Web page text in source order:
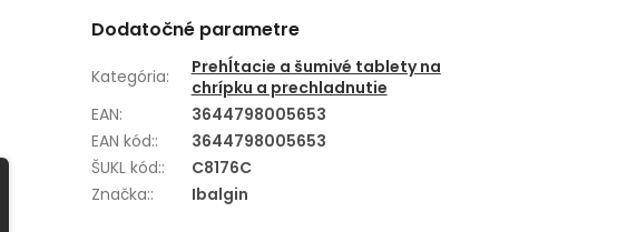
Dodatočné parametre
Kategória:
Prehĺtacie a šumivé tablety na
chrípku a prechladnutie
EAN:
3644798005653
EAN kód::
3644798005653
ŠUKL kód::
C8176C
Značka:: Ibalgin